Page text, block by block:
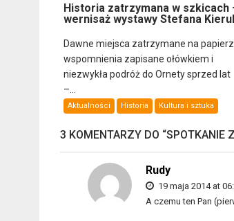
Historia zatrzymana w szkicach
wernisaż wystawy Stefana
Dawne miejsca zatrzymane na
wspomnienia zapisane ołówkiem i
niezwykła podróż do Ornety sprzed lat
–...
Aktualności Historia Kultura i sztuka
3 KOMENTARZY DO “SPOTKANIE
Rudy
19 maja 2014 at
A czemu ten Pan